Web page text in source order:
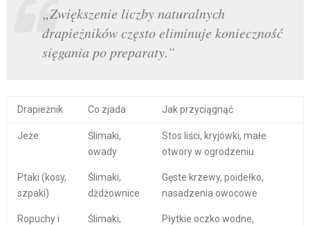
„Zwiększenie liczby naturalnych
drapieżników często eliminuje konieczność
sięgania po preparaty.”
Drapieżnik Co zjada Jak przyciągnąć
Jeże
Ślimaki,
owady
Stos liści, kryjówki, małe
otwory w ogrodzeniu
Ptaki (kosy,
szpaki)
Ślimaki,
dżdżownice
Gęste krzewy, poidełko,
nasadzenia owocowe
Ropuchy i
Ślimaki,
Płytkie oczko wodne,